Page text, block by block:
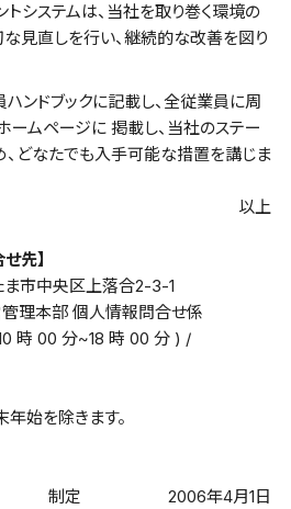
システムは、当社を取り巻く環境の
見直しを行い、継続的な改善を図り
ンドブックに記載し、全従業員に周
ームページに 掲載し、当社のステー
どなたでも入手可能な措置を講じま
以上
先】
市中央区上落合2-3-1
管理本部 個人情報問合せ係
時 00 分~18 時 00 分 ) /
年始を除きます。
制定 2006年4月1日